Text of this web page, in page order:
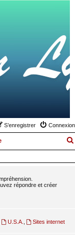
Connexion
S’enregistrer
répondre et créer
U.S.A.
Sites internet